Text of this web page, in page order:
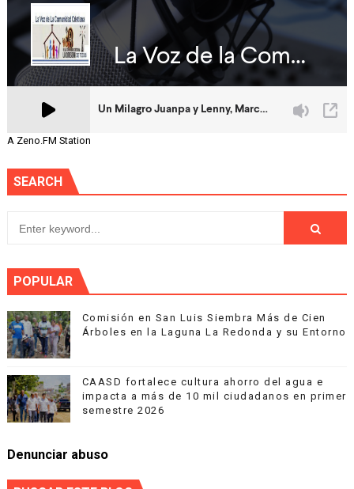
A Zeno.FM Station
SEARCH
POPULAR
Comisión en San Luis Siembra Más de Cien
Árboles en la Laguna La Redonda y su Entorno
CAASD fortalece cultura ahorro del agua e
impacta a más de 10 mil ciudadanos en primer
semestre 2026
Denunciar abuso